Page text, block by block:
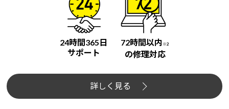
24時間365日
サポート
72時間以内 ※2
の修理対応
詳しく見る